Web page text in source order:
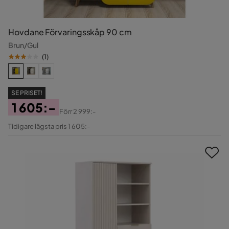
Hovdane Förvaringsskåp 90 cm
Brun/Gul
(1)
SE PRISET!
Pris
1 605:-
Original
Förr2 999:-
Tidigare lägsta pris 1 605:-